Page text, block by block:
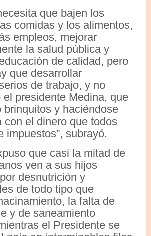
que bajen los
comidas y los alimentos,
empleos, mejorar
la salud pública y
de calidad, pero
que desarrollar
de trabajo, y no
el presidente Medina, que
brinquitos y haciéndose
con el dinero que todos
impuestos”, subrayó.
que casi la mitad de
ven a sus hijos
desnutrición y
de todo tipo que
la falta de
y de saneamiento
el Presidente se